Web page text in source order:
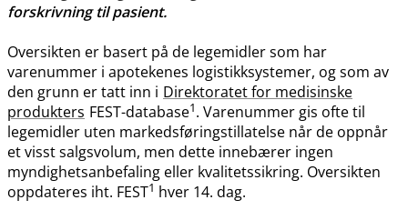
forskrivning til pasient.
Oversikten er basert på de legemidler som har
varenummer i apotekenes logistikksystemer, og som av
den grunn er tatt inn i Direktoratet for medisinske
produkters FEST-database1. Varenummer gis ofte til
legemidler uten markedsføringstillatelse når de oppnår
et visst salgsvolum, men dette innebærer ingen
myndighetsanbefaling eller kvalitetssikring. Oversikten
oppdateres iht. FEST1 hver 14. dag.